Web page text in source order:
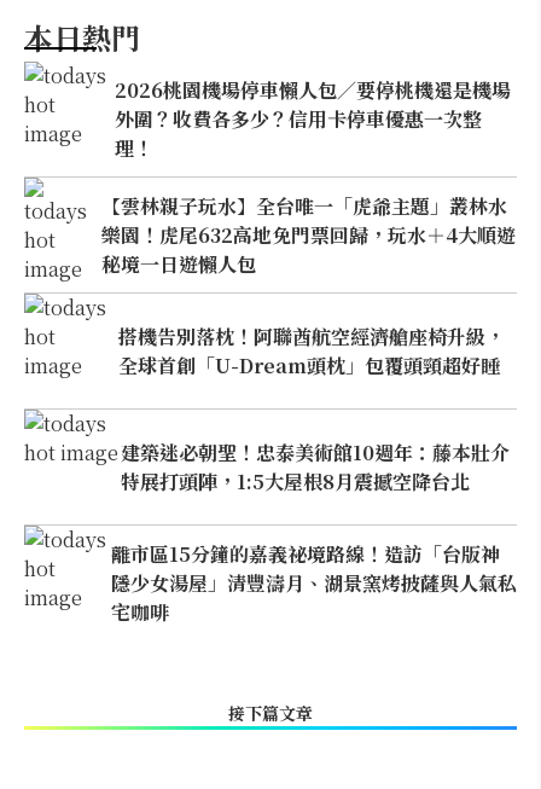
本日熱門
2026桃園機場停車懶人包／要停桃機還是機場
外圍？收費各多少？信用卡停車優惠一次整
理！
【雲林親子玩水】全台唯一「虎爺主題」叢林水
樂園！虎尾632高地免門票回歸，玩水＋4大順遊
秘境一日遊懶人包
搭機告別落枕！阿聯酋航空經濟艙座椅升級，
全球首創「U-Dream頭枕」包覆頭頸超好睡
建築迷必朝聖！忠泰美術館10週年：藤本壯介
特展打頭陣，1:5大屋根8月震撼空降台北
離市區15分鐘的嘉義祕境路線！造訪「台版神
隱少女湯屋」清豐濤月、湖景窯烤披薩與人氣私
宅咖啡
接下篇文章